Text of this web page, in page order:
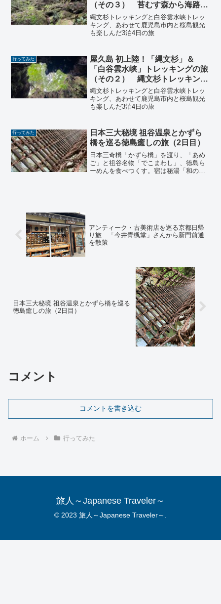
（その３） 苔むす森から海路
鹿児島へ 編
縄文杉トレッキングと白谷雲水峡トレッ
キング、あわせて鹿児島市内と桜島観光
も楽しんだ3泊4日の旅
行ってみた
屋久島 初上陸！「縄文杉」＆
「白谷雲水峡」トレッキングの旅
（その２） 縄文杉トレッキング
編
縄文杉トレッキングと白谷雲水峡トレッ
キング、あわせて鹿児島市内と桜島観光
も楽しんだ3泊4日の旅
行ってみた
日本三大秘境 祖谷温泉とかずら
橋を巡る徳島癒しの旅（2日目）
日本三奇橋「かずら橋」を渡り、「あめ
ご」と祖谷名物「でこまわし」、徳島ら
ーめんを食べつくす。宿は秘湯「和の宿
アンティーク・古美術店を巡る京都日帰
り旅 「今井青楓堂」さんから新門前通
を散策
日本三大秘境 祖谷温泉とかずら橋を巡る
徳島癒しの旅（2日目）
コメント
コメントを書き込む
ホーム 行ってみた
旅人～Japanese Traveler～
© 2023 旅人～Japanese Traveler～.